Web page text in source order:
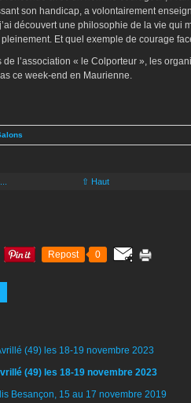
son handicap, a volontairement
découvert une philosophie de la vie qui
Et quel exemple de courage
de l’association « le Colporteur », les
ce week-end en Maurienne.
⇧ Haut
Repost 0
(49) les 18-19 novembre 2023